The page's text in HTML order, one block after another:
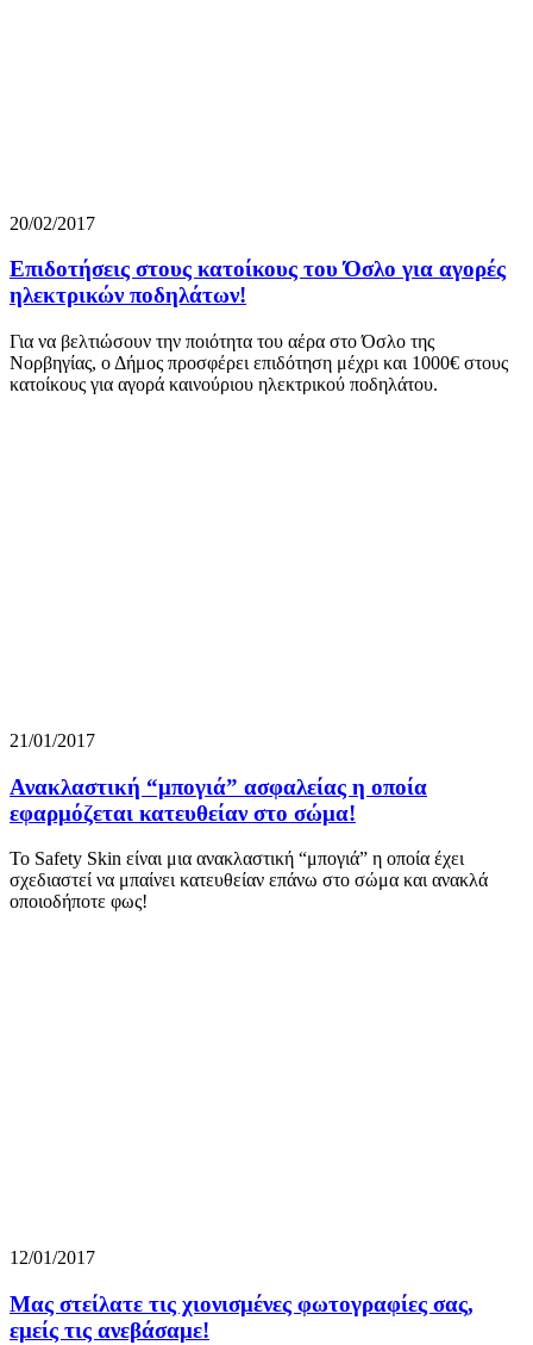
20/02/2017
Επιδοτήσεις στους κατοίκους του Όσλο για αγορές
ηλεκτρικών ποδηλάτων!
Για να βελτιώσουν την ποιότητα του αέρα στο Όσλο της
Νορβηγίας, ο Δήμος προσφέρει επιδότηση μέχρι και 1000€ στους
κατοίκους για αγορά καινούριου ηλεκτρικού ποδηλάτου.
21/01/2017
Ανακλαστική “μπογιά” ασφαλείας η οποία
εφαρμόζεται κατευθείαν στο σώμα!
To Safety Skin είναι μια ανακλαστική “μπογιά” η οποία έχει
σχεδιαστεί να μπαίνει κατευθείαν επάνω στο σώμα και ανακλά
οποιοδήποτε φως!
12/01/2017
Μας στείλατε τις χιονισμένες φωτογραφίες σας,
εμείς τις ανεβάσαμε!